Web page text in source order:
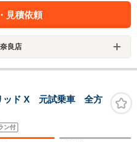
見積依頼
良店
ッド X 元試乗車 全方
ン付